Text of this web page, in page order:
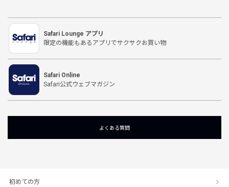
Safari Lounge アプリ
限定の機能もあるアプリでサクサクお買い物
Safari Online
Safari公式ウェブマガジン
よくある質問
初めての方